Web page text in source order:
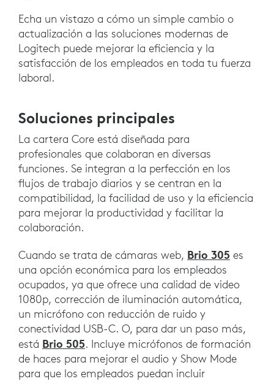
Echa un vistazo a cómo un simple cambio o
actualización a las soluciones modernas de
Logitech puede mejorar la eficiencia y la
satisfacción de los empleados en toda tu fuerza
laboral.
Soluciones principales
La cartera Core está diseñada para
profesionales que colaboran en diversas
funciones. Se integran a la perfección en los
flujos de trabajo diarios y se centran en la
compatibilidad, la facilidad de uso y la eficiencia
para mejorar la productividad y facilitar la
colaboración.
Cuando se trata de cámaras web, Brio 305 es
una opción económica para los empleados
ocupados, ya que ofrece una calidad de video
1080p, corrección de iluminación automática,
un micrófono con reducción de ruido y
conectividad USB-C. O, para dar un paso más,
está Brio 505. Incluye micrófonos de formación
de haces para mejorar el audio y Show Mode
para que los empleados puedan incluir